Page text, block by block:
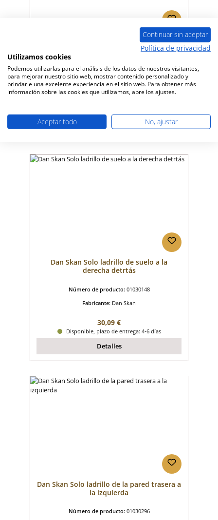
Dan Skan Solo vidrio de visualización B
Número de producto:01058028
Fabricante:Dan Skan
Dan Skan Solo ladrillo de suelo a la
derecha detrtás
Número de producto: 01030148
Fabricante: Dan Skan
Precio normal:
30,09 €
Disponible, plazo de entrega: 4-6 días
Detalles
Dan Skan Solo ladrillo de la pared trasera a
la izquierda
Número de producto: 01030296
Continuar sin aceptar
Política de privacidad
Utilizamos cookies
Podemos utilizarlas para el análisis de los datos de nuestros visitantes,
para mejorar nuestro sitio web, mostrar contenido personalizado y
brindarle una excelente experiencia en el sitio web. Para obtener más
información sobre las cookies que utilizamos, abre los ajustes.
Aceptar todo No, ajustar